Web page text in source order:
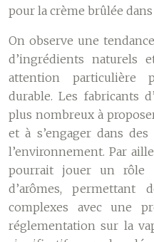
pour la crème brûlée dans
On observe une
d’ingrédients naturels
attention particulière
durable. Les fabricants
plus nombreux à
et à s’engager dans
l’environnement. Par
pourrait jouer un rôle
d’arômes, permettant
complexes avec une
réglementation sur la